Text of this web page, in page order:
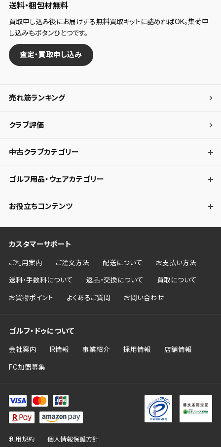
送料・梱包材無料
買取申し込み後にお届けする無料買取キットに詰めればOK。集荷申
し込みもボタンひとつです。
査定・買取申し込み
売れ筋ランキング
クラブ評価
中古クラブカテゴリー
ゴルフ用品・ウェアカテゴリー
お役立ちコンテンツ
カスタマーサポート
ご利用案内 ご注文方法 配送について お支払い方法
送料・手数料について 返品・交換について 買取について
お買物ポイント よくあるご質問 お問い合わせ
ゴルフ・ドゥについて
会社案内 IR情報 事業紹介 採用情報 店舗情報
FC加盟募集
利用規約 個人情報保護方針